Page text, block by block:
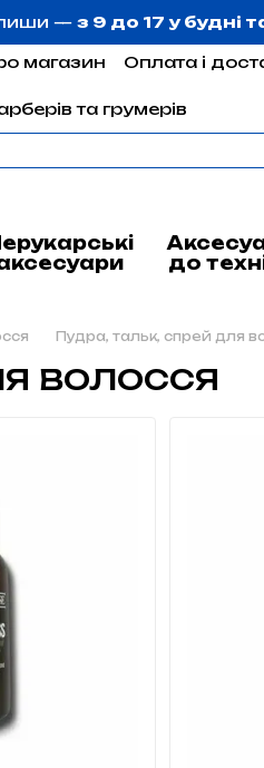
— з 9 до 17 у будні
магазин Оплата і
та грумерів
до
Пудра, тальк, спрей для
волосся